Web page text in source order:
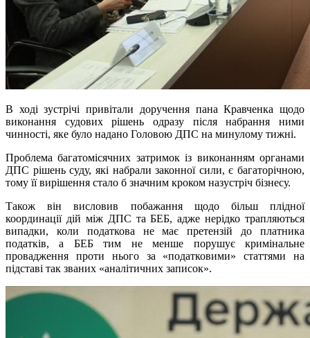
В ході зустрічі привітали доручення пана Кравченка щодо
виконання судових рішень одразу після набрання ними
чинності, яке було надано Головою ДПС на минулому тижні.
Проблема багатомісячних затримок із виконанням органами
ДПС рішень суду, які набрали законної сили, є багаторічною,
тому її вирішення стало б значним кроком назустріч бізнесу.
Також він висловив побажання щодо більш плідної
координації дій між ДПС та БЕБ, адже нерідко трапляються
випадки, коли податкова не має претензій до платника
податків, а БЕБ тим не менше порушує кримінальне
провадження проти нього за «податковими» статтями на
підставі так званих «аналітичних записок».